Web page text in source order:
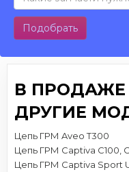
Подобрать
В ПРОДАЖЕ
ДРУГИЕ
Цепь ГРМ Aveo T300
Цепь ГРМ Captiva C100,
Цепь ГРМ Captiva Sport